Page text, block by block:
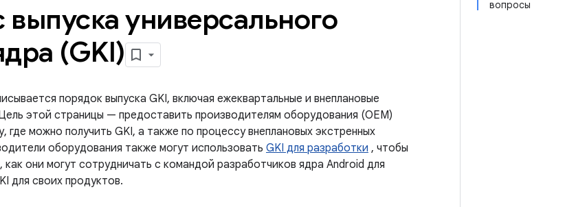
вопросы
выпуска универсального
(GKI)
порядок выпуска GKI, включая ежеквартальные и внеплановые
этой страницы — предоставить производителям оборудования (OEM)
где можно получить GKI, а также по процессу внеплановых экстренных
оборудования также могут использовать GKI для разработки , чтобы
они могут сотрудничать с командой разработчиков ядра Android для
для своих продуктов.